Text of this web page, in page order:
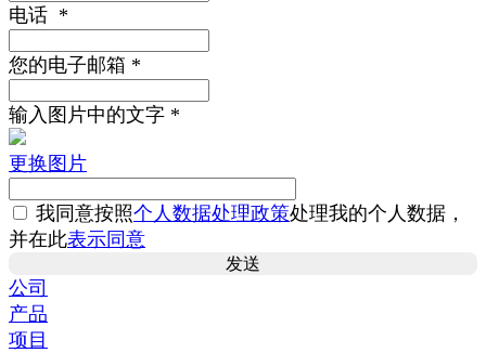
电话 *
您的电子邮箱 *
输入图片中的文字 *
更换图片
我同意按照个人数据处理政策处理我的个人数据，
并在此表示同意
公司
产品
项目